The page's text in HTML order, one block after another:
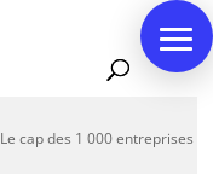
Le cap des 1 000 entreprises